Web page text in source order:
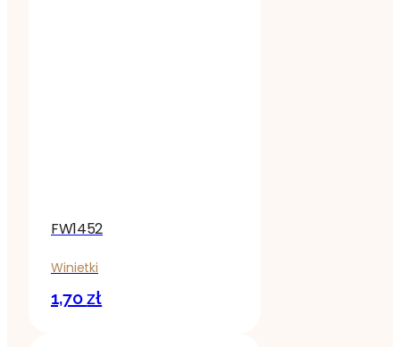
FW1452
Winietki
1,70zł